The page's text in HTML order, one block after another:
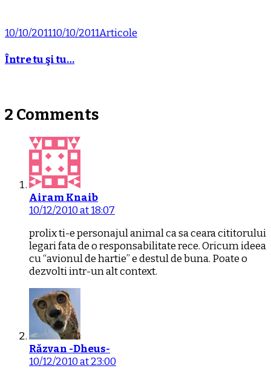
10/10/201110/10/2011Articole
Între tu şi tu…
2 Comments
Airam Knaib
10/12/2010 at 18:07
prolix ti-e personajul animal ca sa ceara cititorului
legari fata de o responsabilitate rece. Oricum ideea
cu “avionul de hartie” e destul de buna. Poate o
dezvolti intr-un alt context.
Răzvan -Dheus-
10/12/2010 at 23:00